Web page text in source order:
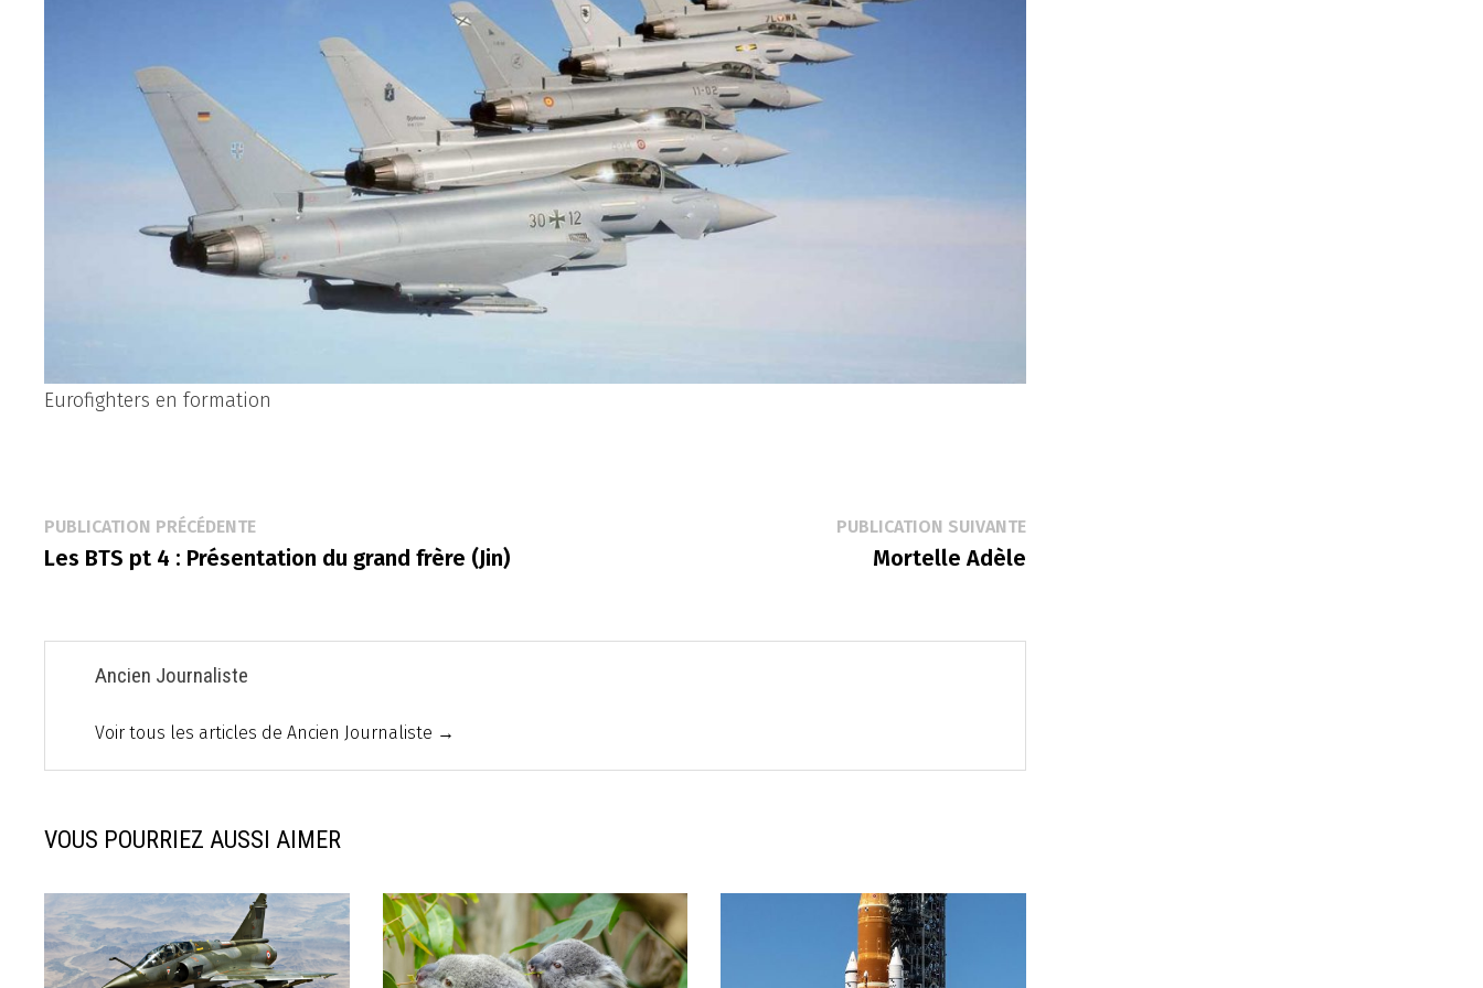
Eurofighters en formation
Navigation
de
PUBLICATION PRÉCÉDENTEPublication
précédente :
Les BTS pt 4 : Présentation du grand frère (Jin)
PUBLICATION SUIVANTEPublication
suivante :
Mortelle Adèle
Ancien Journaliste
Voir tous les articles de Ancien Journaliste →
VOUS POURRIEZ AUSSI AIMER